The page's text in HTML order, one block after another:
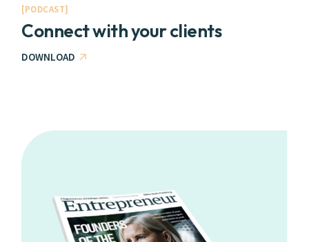
PODCAST
Connect with your clients
DOWNLOAD